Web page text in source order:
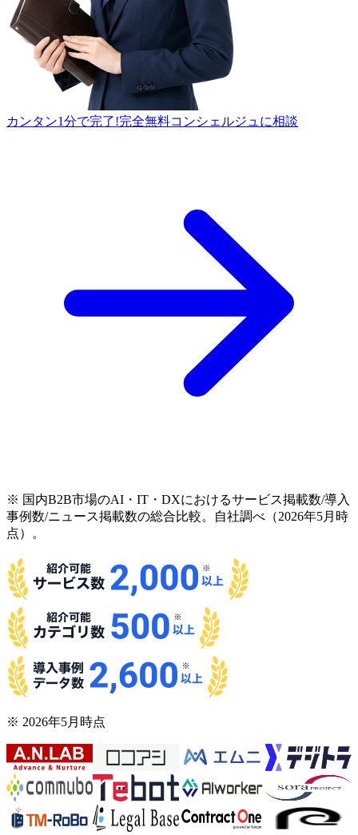
カンタン1分で完了!完全無料コンシェルジュに相談
※ 国内B2B市場のAI・IT・DXにおけるサービス掲載数/導入
事例数/ニュース掲載数の総合比較。自社調べ（2026年5月時
点）。
※ 2026年5月時点